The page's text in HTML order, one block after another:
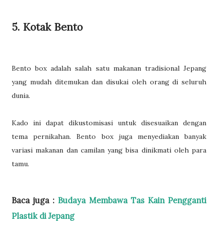
5. Kotak Bento
Bento box adalah salah satu makanan tradisional Jepang
yang mudah ditemukan dan disukai oleh orang di seluruh
dunia.
Kado ini dapat dikustomisasi untuk disesuaikan dengan
tema pernikahan. Bento box juga menyediakan banyak
variasi makanan dan camilan yang bisa dinikmati oleh para
tamu.
Baca juga : Budaya Membawa Tas Kain Pengganti
Plastik di Jepang